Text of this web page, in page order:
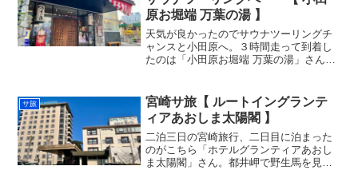
原お堀端 万葉の湯 】
天気が良かったのでサウナツーリングチ
ャンスと小田原へ。３時間走って到着し
たのは「小田原お堀端 万葉の湯」さん。
時に付いてきた入館半額クーポンを使
う。万葉グループは...
サ旅
宮崎サ旅【 ルートイングランテ
ィアあおしま太陽閣 】
二泊三日の宮崎旅行、二日目に泊まった
のがこちら「ホテルグランティアあおし
ま太陽閣」さん。都井岬で野生馬を見て